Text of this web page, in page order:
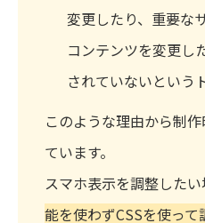
変更したり、重要な
コンテンツを変更し
されていないという
このような理由から制
ています。
スマホ表示を調整したい
能を使わずCSSを使って